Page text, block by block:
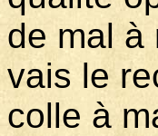
de mal à
vais le
colle à